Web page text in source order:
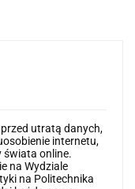
utratą danych,
internetu,
świata online.
na Wydziale
na Politechnika